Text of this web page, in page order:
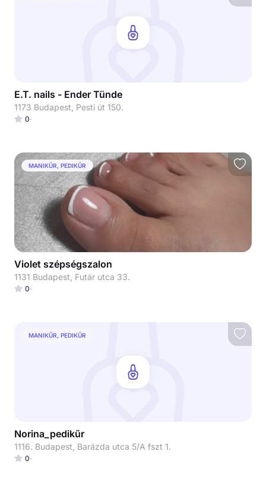
E.T. nails - Ender Tünde
1173 Budapest, Pesti út 150.
0
MANIKŰR, PEDIKŰR
Violet szépségszalon
1131 Budapest, Futár utca 33.
0
MANIKŰR, PEDIKŰR
Norina_pedikűr
1116. Budapest, Barázda utca 5/A fszt 1.
0